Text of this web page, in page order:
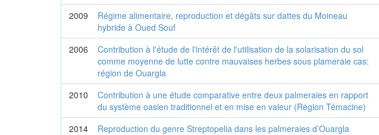
2009
Régime alimentaire, reproduction et dégâts sur dattes du Moineau
hybride à Oued Souf
2006
Contribution à l'étude de l'intérêt de l'utilisation de la solarisation du sol
comme moyenne de lutte contre mauvaises herbes sous plameraie cas:
région de Ouargla
2010
Contribution à une étude comparative entre deux palmeraies en rapport
du système oasien traditionnel et en mise en valeur (Région Témacine)
2014 Reproduction du genre Streptopelia dans les palmeraies d’Ouargla